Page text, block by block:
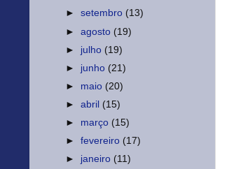
►setembro (13)
►agosto (19)
► julho (19)
► junho (21)
► maio (20)
►abril (15)
► março (15)
►fevereiro (17)
► janeiro (11)